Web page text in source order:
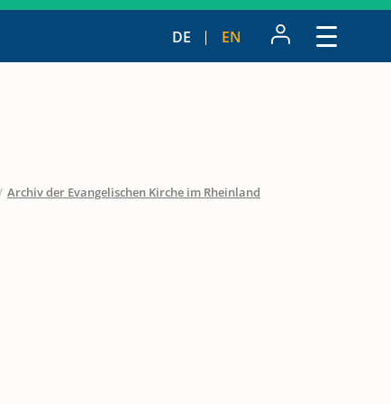
DE EN
Archiv der Evangelischen Kirche im Rheinland